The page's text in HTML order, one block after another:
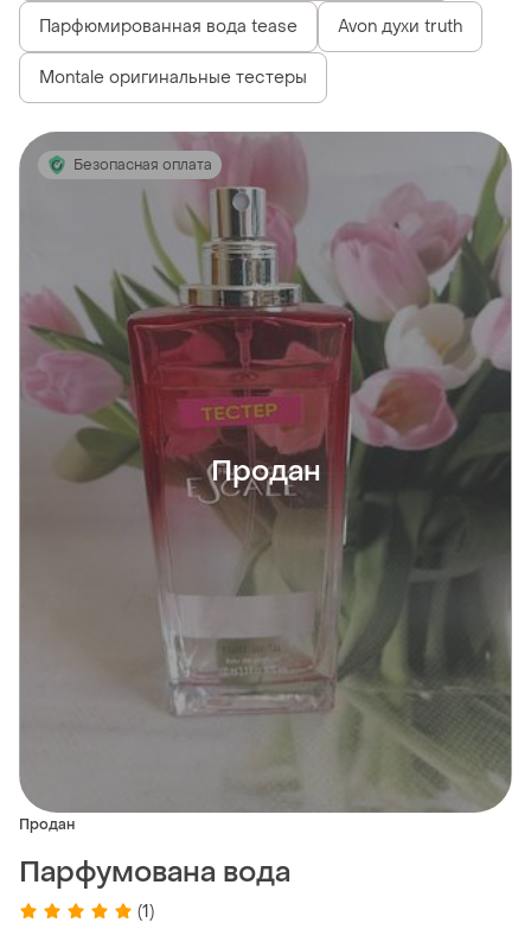
Парфюмированная вода tease Avon духи truth
Montale оригинальные тестеры
Безопасная оплата
Продан
Продан
Парфумована вода
(1)